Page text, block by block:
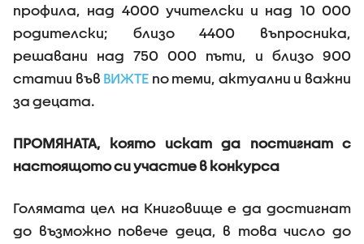
профила, над 4000 учителски и над 10 000
родителски; близо 4400 въпросника,
решавани над 750 000 пъти, и близо 900
статии във ВИЖТЕ по теми, актуални и важни
за децата.
ПРОМЯНАТА, която искат да постигнат с
настоящото си участие в конкурса
Голямата цел на Книговище е да достигнат
до възможно повече деца, в това число до